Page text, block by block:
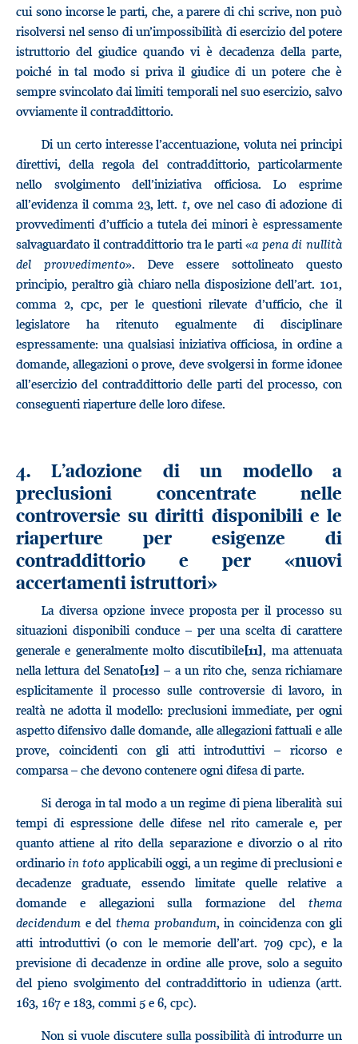
cui sono incorse le parti, che, a parere di chi scrive, non può
risolversi nel senso di un’impossibilità di esercizio del potere
istruttorio del giudice quando vi è decadenza della parte,
poiché in tal modo si priva il giudice di un potere che è
sempre svincolato dai limiti temporali nel suo esercizio, salvo
ovviamente il contraddittorio.
Di un certo interesse l’accentuazione, voluta nei principi
direttivi, della regola del contraddittorio, particolarmente
nello svolgimento dell’iniziativa officiosa. Lo esprime
all’evidenza il comma 23, lett. t, ove nel caso di adozione di
provvedimenti d’ufficio a tutela dei minori è espressamente
salvaguardato il contraddittorio tra le parti «a pena di nullità
del provvedimento». Deve essere sottolineato questo
principio, peraltro già chiaro nella disposizione dell’art. 101,
comma 2, cpc, per le questioni rilevate d’ufficio, che il
legislatore ha ritenuto egualmente di disciplinare
espressamente: una qualsiasi iniziativa officiosa, in ordine a
domande, allegazioni o prove, deve svolgersi in forme idonee
all’esercizio del contraddittorio delle parti del processo, con
conseguenti riaperture delle loro difese.
4. L’adozione di un modello a
preclusioni concentrate nelle
controversie su diritti disponibili e le
riaperture per esigenze di
contraddittorio e per «nuovi
accertamenti istruttori»
La diversa opzione invece proposta per il processo su
situazioni disponibili conduce – per una scelta di carattere
generale e generalmente molto discutibile[11], ma attenuata
nella lettura del Senato[12] – a un rito che, senza richiamare
esplicitamente il processo sulle controversie di lavoro, in
realtà ne adotta il modello: preclusioni immediate, per ogni
aspetto difensivo dalle domande, alle allegazioni fattuali e alle
prove, coincidenti con gli atti introduttivi – ricorso e
comparsa – che devono contenere ogni difesa di parte.
Si deroga in tal modo a un regime di piena liberalità sui
tempi di espressione delle difese nel rito camerale e, per
quanto attiene al rito della separazione e divorzio o al rito
ordinario in toto applicabili oggi, a un regime di preclusioni e
decadenze graduate, essendo limitate quelle relative a
domande e allegazioni sulla formazione del thema
decidendum e del thema probandum, in coincidenza con gli
atti introduttivi (o con le memorie dell’art. 709 cpc), e la
previsione di decadenze in ordine alle prove, solo a seguito
del pieno svolgimento del contraddittorio in udienza (artt.
163, 167 e 183, commi 5 e 6, cpc).
Non si vuole discutere sulla possibilità di introdurre un